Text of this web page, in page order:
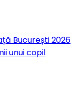
București 2026
unui copil